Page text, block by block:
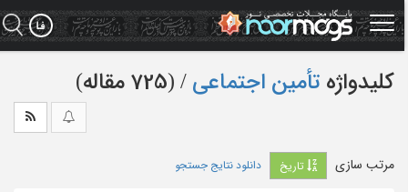
کلیدواژه تأمین اجتماعی ‏/ (725 مقاله)
مرتب سازی تاریخ دانلود نتایج جستجو